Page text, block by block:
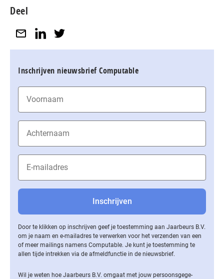
Deel
Inschrijven nieuwsbrief Computable
Door te klikken op inschrijven geef je toestemming aan Jaarbeurs B.V.
om je naam en e-mailadres te verwerken voor het verzenden van een
of meer mailings namens Computable. Je kunt je toestemming te
allen tijde intrekken via de af­meld­func­tie in de nieuwsbrief.
Wil je weten hoe Jaarbeurs B.V. omgaat met jouw per­soons­ge­ge­